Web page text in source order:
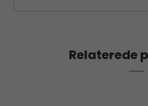
Relaterede